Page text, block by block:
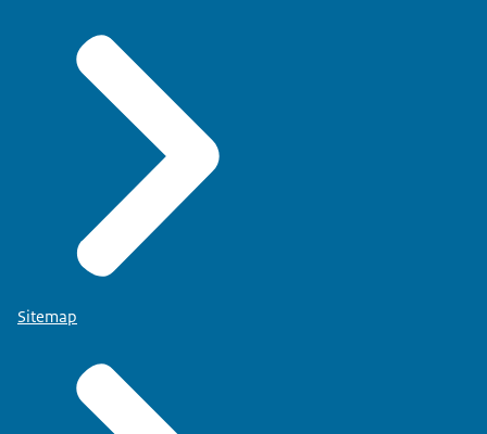
Sitemap